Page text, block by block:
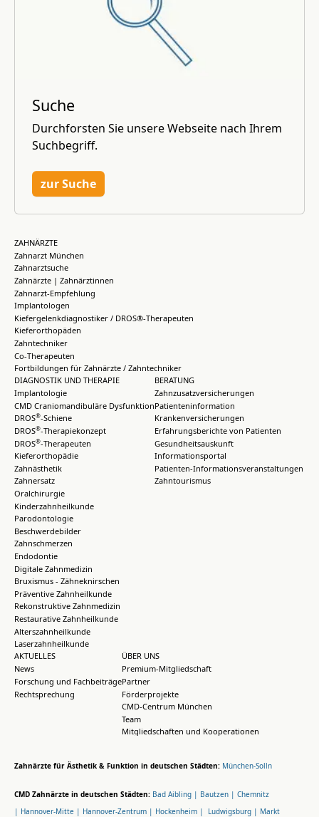
Suche
Durchforsten Sie unsere Webseite nach Ihrem
Suchbegriff.
zur Suche
ZAHNÄRZTE
Zahnarzt München
Zahnarztsuche
Zahnärzte | Zahnärztinnen
Zahnarzt-Empfehlung
Implantologen
Kiefergelenkdiagnostiker / DROS®-Therapeuten
Kieferorthopäden
Zahntechniker
Co-Therapeuten
Fortbildungen für Zahnärzte / Zahntechniker
DIAGNOSTIK UND THERAPIE
Implantologie
CMD Craniomandibuläre Dysfunktion
DROS®-Schiene
DROS®-Therapiekonzept
DROS®-Therapeuten
Kieferorthopädie
Zahnästhetik
Zahnersatz
Oralchirurgie
Kinderzahnheilkunde
Parodontologie
Beschwerdebilder
Zahnschmerzen
Endodontie
Digitale Zahnmedizin
Bruxismus - Zähneknirschen
Präventive Zahnheilkunde
Rekonstruktive Zahnmedizin
Restaurative Zahnheilkunde
Alterszahnheilkunde
Laserzahnheilkunde
BERATUNG
Zahnzusatzversicherungen
Patienteninformation
Krankenversicherungen
Erfahrungsberichte von Patienten
Gesundheitsauskunft
Informationsportal
Patienten-Informationsveranstaltungen
Zahntourismus
AKTUELLES
News
Forschung und Fachbeiträge
Rechtsprechung
ÜBER UNS
Premium-Mitgliedschaft
Partner
Förderprojekte
CMD-Centrum München
Team
Mitgliedschaften und Kooperationen
Zahnärzte für Ästhetik & Funktion in deutschen Städten: München-Solln
CMD Zahnärzte in deutschen Städten: Bad Aibling | Bautzen | Chemnitz
| Hannover-Mitte | Hannover-Zentrum | Hockenheim | Ludwigsburg | Markt